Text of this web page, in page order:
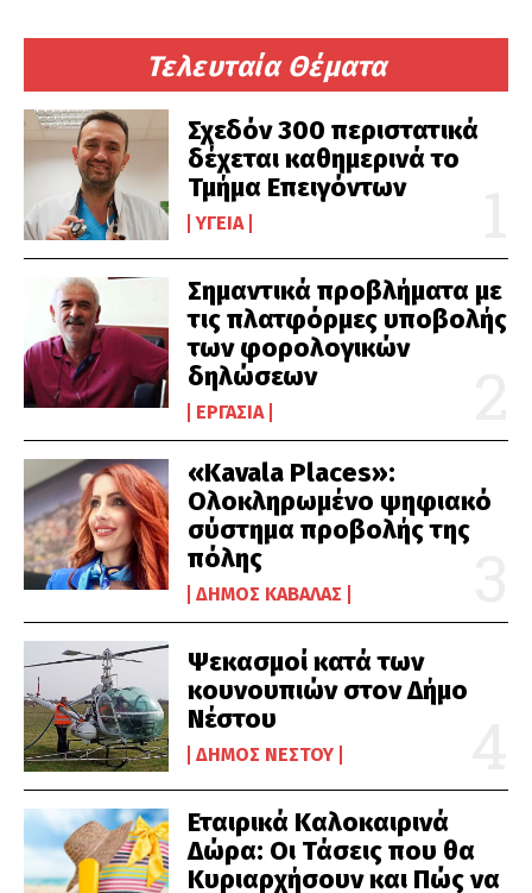
Τελευταία Θέματα
Σχεδόν 300 περιστατικά
δέχεται καθημερινά το
Τμήμα Επειγόντων
ΥΓΕΊΑ
Σημαντικά προβλήματα με
τις πλατφόρμες υποβολής
των φορολογικών
δηλώσεων
ΕΡΓΑΣΊΑ
«Kavala Places»:
Ολοκληρωμένο ψηφιακό
σύστημα προβολής της
πόλης
ΔΉΜΟΣ ΚΑΒΆΛΑΣ
Ψεκασμοί κατά των
κουνουπιών στον Δήμο
Νέστου
ΔΉΜΟΣ ΝΈΣΤΟΥ
Εταιρικά Καλοκαιρινά
Δώρα: Οι Τάσεις που θα
Κυριαρχήσουν και Πώς να